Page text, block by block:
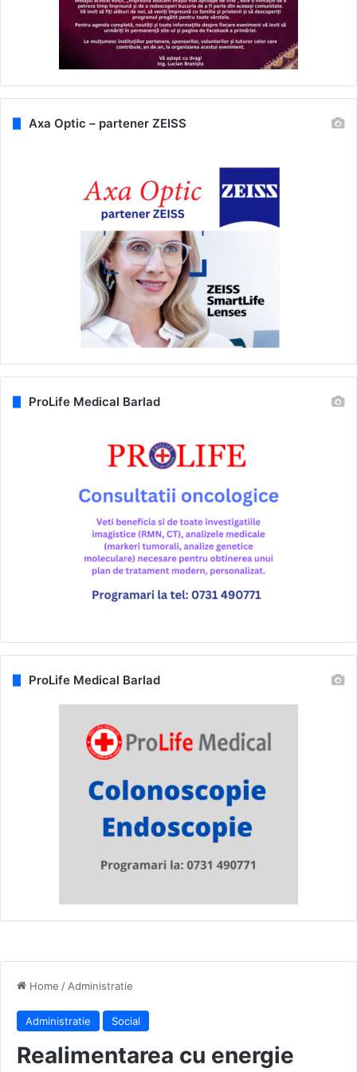
Home / Administratie
Administratie Social
Realimentarea cu energie
Axa Optic – partener ZEISS
ProLife Medical Barlad
ProLife Medical Barlad